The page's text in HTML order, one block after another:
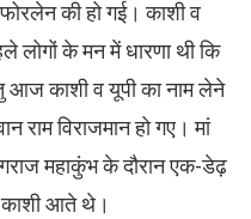
की हो गई। काशी व
लोगों के मन में धारणा थी कि
आज काशी व यूपी का नाम लेने
राम विराजमान हो गए। मां
महाकुंभ के दौरान एक-डेढ़
काशी आते थे।